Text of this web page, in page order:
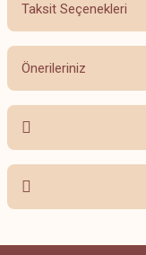
Ürün
Taksit Seçenekleri
Önerileriniz
Bu ürünün fiyat bilgisi,
yetersiz gördüğünüz
iletebilirsiniz.